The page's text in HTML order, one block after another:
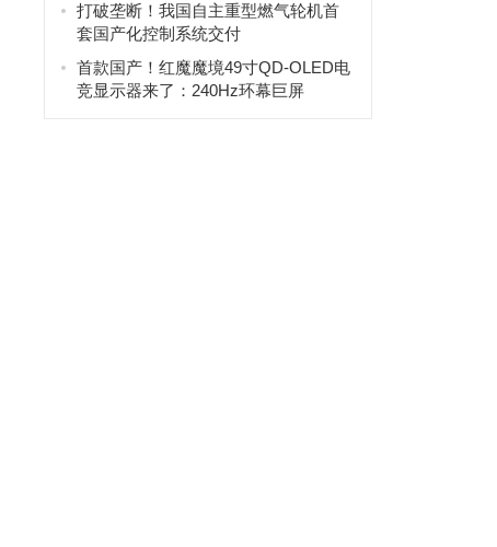
打破垄断！我国自主重型燃气轮机首
套国产化控制系统交付
首款国产！红魔魔境49寸QD-OLED电
竞显示器来了：240Hz环幕巨屏